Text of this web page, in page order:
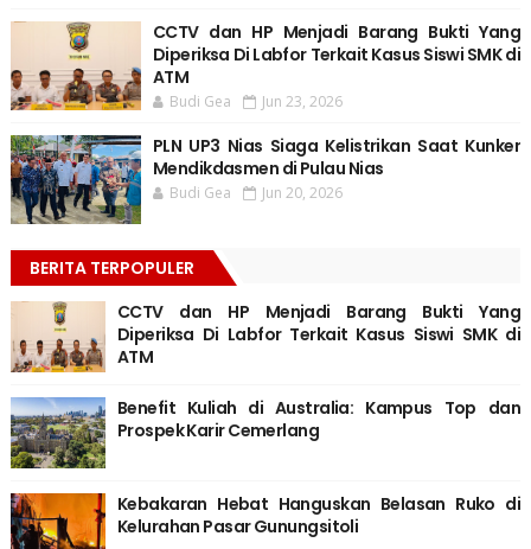
CCTV dan HP Menjadi Barang Bukti Yang
Diperiksa Di Labfor Terkait Kasus Siswi SMK di
ATM
Budi Gea Jun 23, 2026
PLN UP3 Nias Siaga Kelistrikan Saat Kunker
Mendikdasmen di Pulau Nias
Budi Gea Jun 20, 2026
BERITA TERPOPULER
CCTV dan HP Menjadi Barang Bukti Yang
Diperiksa Di Labfor Terkait Kasus Siswi SMK di
ATM
Benefit Kuliah di Australia: Kampus Top dan
Prospek Karir Cemerlang
Kebakaran Hebat Hanguskan Belasan Ruko di
Kelurahan Pasar Gunungsitoli